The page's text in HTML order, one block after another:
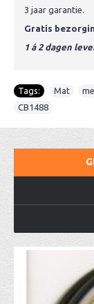
3 jaar garantie.
Gratis
1 á 2 dagen
Tags: Mat
CB1488